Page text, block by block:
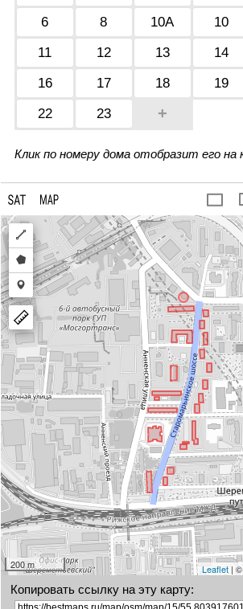
6
8 10А 10
11
12 13 14
16
17 18 19
22
23 +
Клик по номеру дома отобразит его на
Draw
a
polyline
Draw
a
polygon
Draw
a
marker
200 m Leaflet| ©
Копировать ссылку на эту карту: